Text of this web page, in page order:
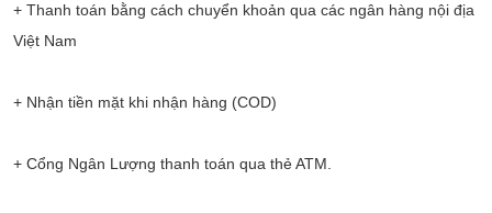
+ Thanh toán bằng cách chuyển khoản qua các ngân hàng nội địa
Việt Nam
+ Nhận tiền mặt khi nhận hàng (COD)
+ Cổng Ngân Lượng thanh toán qua thẻ ATM.